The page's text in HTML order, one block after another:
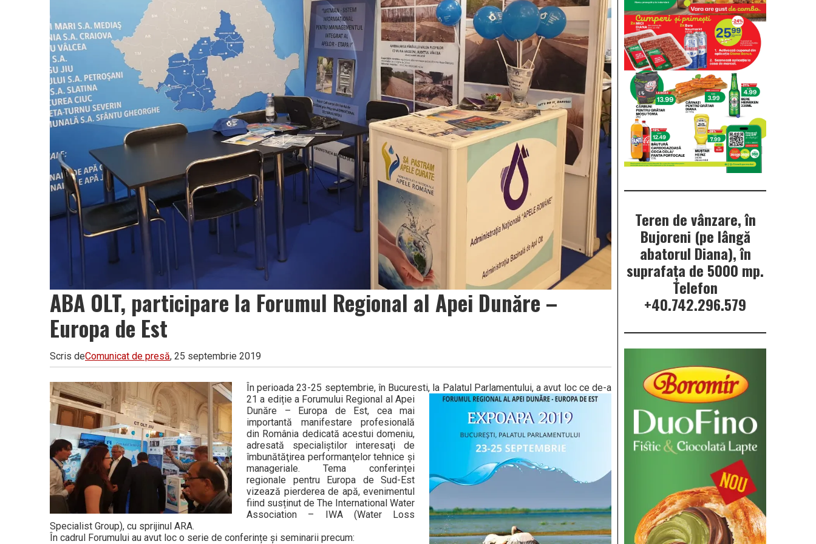
ABA OLT, participare la Forumul Regional al Apei Dunăre –
Europa de Est
Scris deComunicat de presă, 25 septembrie 2019
În perioada 23-25 septembrie, în Bucuresti, la Palatul Parlamentului, a avut loc ce de-a
21 a ediție a Forumului Regional al Apei
Dunăre – Europa de Est, cea mai
importantă manifestare profesională
din România dedicată acestui domeniu,
adresată specialiștilor interesaţi de
îmbunătăţirea performanţelor tehnice şi
manageriale. Tema conferinței
regionale pentru Europa de Sud-Est
vizează pierderea de apă, evenimentul
fiind susținut de The International Water
Association – IWA (Water Loss
Specialist Group), cu sprijinul ARA.
În cadrul Forumului au avut loc o serie de conferințe și seminarii precum:
Teren de vânzare, în
Bujoreni (pe lângă
abatorul Diana), în
suprafața de 5000 mp.
Telefon
+40.742.296.579